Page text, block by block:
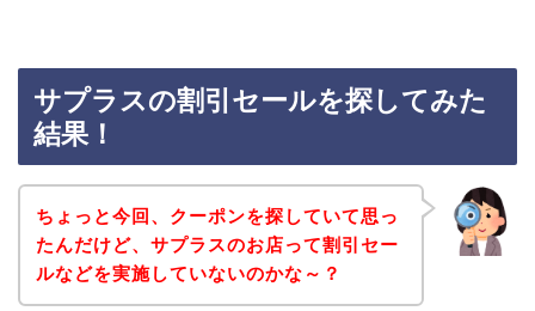
サプラスの割引セールを探してみた
結果！
ちょっと今回、クーポンを探していて思っ
たんだけど、サプラスのお店って割引セー
ルなどを実施していないのかな～？